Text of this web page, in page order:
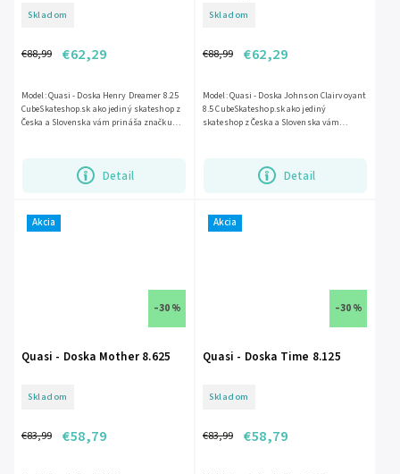
Skladom
€88,99 €62,29
Detail
Model: Quasi - Doska Henry Dreamer 8.25
CubeSkateshop.sk ako jediný skateshop z
Česka a Slovenska vám prináša značku
Skladom
€88,99 €62,29
Detail
Model: Quasi - Doska Johnson Clairvoyant
8.5 CubeSkateshop.sk ako jediný
skateshop z Česka a Slovenska vám
Akcia
–30 %
Quasi - Doska Mother 8.625
Skladom
€83,99 €58,79
Akcia
–30 %
Quasi - Doska Time 8.125
Skladom
€83,99 €58,79